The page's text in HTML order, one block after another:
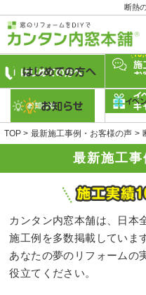
断熱
最新施工
TOP 最新施工事例・お客様の声
カンタン内窓本舗は、日本
施工例を多数掲載していま
あなたの夢のリフォームの
役立てください。